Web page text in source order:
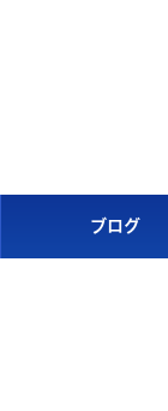
ブログ